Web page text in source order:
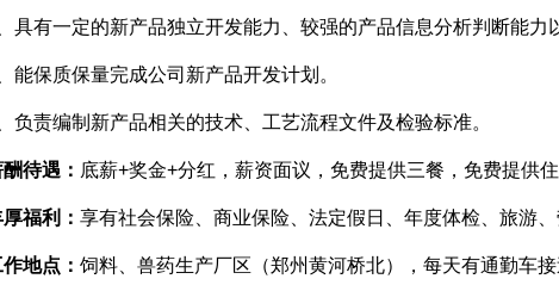
具有一定的新产品独立开发能力、较强的产品信息分析判断能力
能保质保量完成公司新产品开发计划。
负责编制新产品相关的技术、工艺流程文件及检验标准。
待遇： 底薪+奖金+分红，薪资面议，免费提供三餐，免费提供住
福利： 享有社会保险、商业保险、法定假日、年度体检、旅游
地点： 饲料、兽药生产厂区（郑州黄河桥北），每天有通勤车接